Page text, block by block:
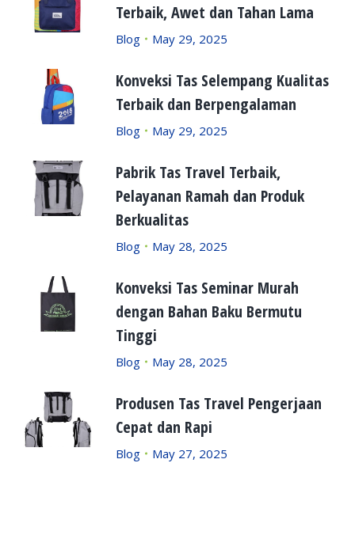
Terbaik, Awet dan Tahan Lama
Blog May 29, 2025
Konveksi Tas Selempang Kualitas
Terbaik dan Berpengalaman
Blog May 29, 2025
Pabrik Tas Travel Terbaik,
Pelayanan Ramah dan Produk
Berkualitas
Blog May 28, 2025
Konveksi Tas Seminar Murah
dengan Bahan Baku Bermutu
Tinggi
Blog May 28, 2025
Produsen Tas Travel Pengerjaan
Cepat dan Rapi
Blog May 27, 2025